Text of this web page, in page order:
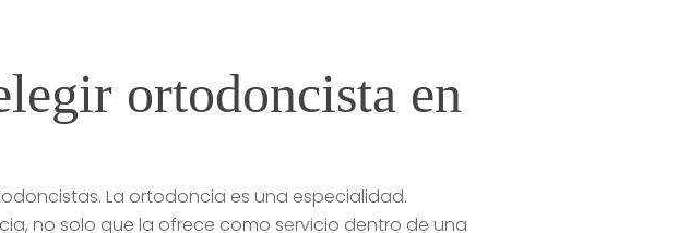
ortodoncista en
La ortodoncia es una especialidad.
no solo que la ofrece como servicio dentro de una